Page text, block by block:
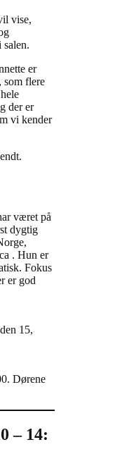
vise,
er
som flere
der er
vi kender
været på
dygtig
. Hun er
Fokus
er god
15,
Dørene
– 14: